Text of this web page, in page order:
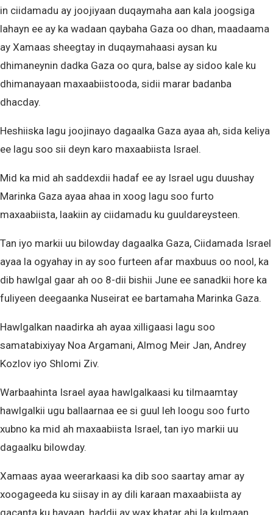
in ciidamadu ay joojiyaan duqaymaha aan kala joogsiga
lahayn ee ay ka wadaan qaybaha Gaza oo dhan, maadaama
ay Xamaas sheegtay in duqaymahaasi aysan ku
dhimaneynin dadka Gaza oo qura, balse ay sidoo kale ku
dhimanayaan maxaabiistooda, sidii marar badanba
dhacday.
Heshiiska lagu joojinayo dagaalka Gaza ayaa ah, sida keliya
ee lagu soo sii deyn karo maxaabiista Israel.
Mid ka mid ah saddexdii hadaf ee ay Israel ugu duushay
Marinka Gaza ayaa ahaa in xoog lagu soo furto
maxaabiista, laakiin ay ciidamadu ku guuldareysteen.
Tan iyo markii uu bilowday dagaalka Gaza, Ciidamada Israel
ayaa la ogyahay in ay soo furteen afar maxbuus oo nool, ka
dib hawlgal gaar ah oo 8-dii bishii June ee sanadkii hore ka
fuliyeen deegaanka Nuseirat ee bartamaha Marinka Gaza.
Hawlgalkan naadirka ah ayaa xilligaasi lagu soo
samatabixiyay Noa Argamani, Almog Meir Jan, Andrey
Kozlov iyo Shlomi Ziv.
Warbaahinta Israel ayaa hawlgalkaasi ku tilmaamtay
hawlgalkii ugu ballaarnaa ee si guul leh loogu soo furto
xubno ka mid ah maxaabiista Israel, tan iyo markii uu
dagaalku bilowday.
Xamaas ayaa weerarkaasi ka dib soo saartay amar ay
xoogageeda ku siisay in ay dili karaan maxaabiista ay
gacanta ku hayaan, haddii ay wax khatar ahi la kulmaan.